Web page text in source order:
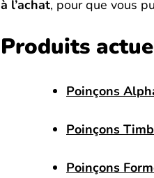
à l’achat, pour que vous
Produits
Poinçons
Poinçons
Poinçons